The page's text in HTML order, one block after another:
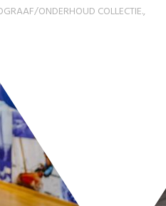
ONDERHOUD COLLECTIE.,